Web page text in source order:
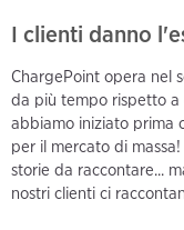
I clienti danno
ChargePoint opera nel
da più tempo rispetto
abbiamo iniziato prima
per il mercato di
storie da raccontare...
nostri clienti ci